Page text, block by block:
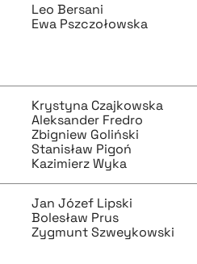
Leo Bersani
Ewa Pszczołowska
Krystyna Czajkowska
Aleksander Fredro
Zbigniew Goliński
Stanisław Pigoń
Kazimierz Wyka
Jan Józef Lipski
Bolesław Prus
Zygmunt Szweykowski